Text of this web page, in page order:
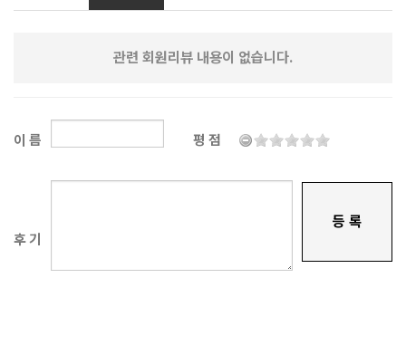
관련 회원리뷰 내용이 없습니다.
이 름 평 점
후 기
등 록